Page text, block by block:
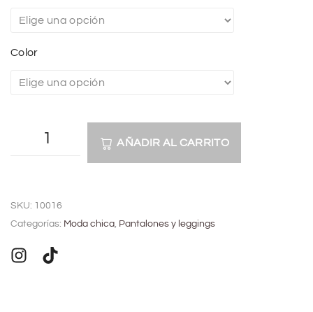
Color
AÑADIR AL CARRITO
t
e
r
SKU: 10016
Categorías: Moda chica, Pantalones y leggings